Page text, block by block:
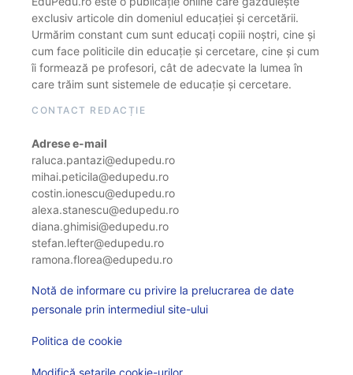
exclusiv articole din domeniul educației și cercetării.
Urmărim constant cum sunt educați copiii noștri, cine și
cum face politicile din educație și cercetare, cine și cum
îi formează pe profesori, cât de adecvate la lumea în
care trăim sunt sistemele de educație și cercetare.
CONTACT REDACȚIE
Adrese e-mail
raluca.pantazi@edupedu.ro
mihai.peticila@edupedu.ro
costin.ionescu@edupedu.ro
alexa.stanescu@edupedu.ro
diana.ghimisi@edupedu.ro
stefan.lefter@edupedu.ro
ramona.florea@edupedu.ro
Notă de informare cu privire la prelucrarea de date
personale prin intermediul site-ului
Politica de cookie
Modifică setarile cookie-urilor